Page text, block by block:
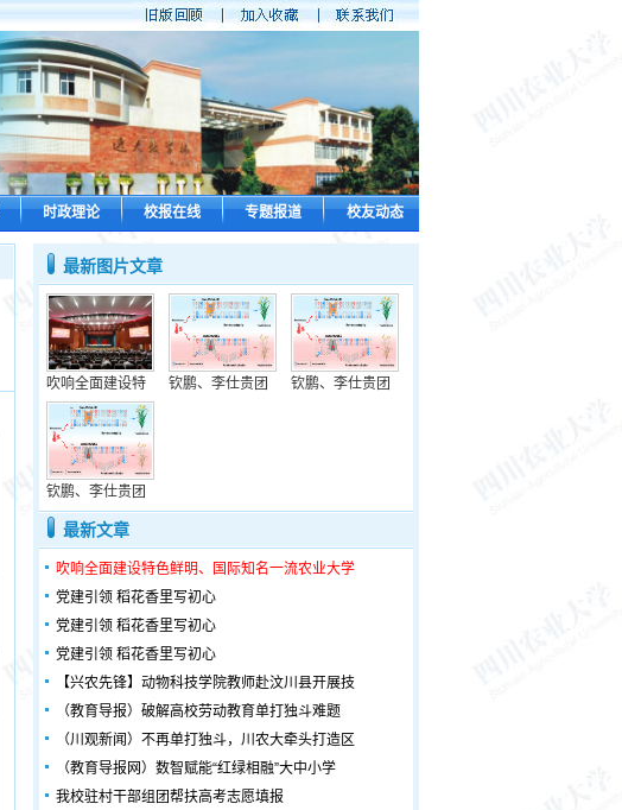
时政理论 校报在线 专题报道 校友动态
最新图片文章
吹响全面建设特 钦鹏、李仕贵团 钦鹏、李仕贵团
钦鹏、李仕贵团
最新文章
吹响全面建设特色鲜明、国际知名一流农业大学
党建引领 稻花香里写初心
党建引领 稻花香里写初心
党建引领 稻花香里写初心
【兴农先锋】动物科技学院教师赴汶川县开展技
（教育导报）破解高校劳动教育单打独斗难题
（川观新闻）不再单打独斗，川农大牵头打造区
（教育导报网）数智赋能“红绿相融”大中小学
我校驻村干部组团帮扶高考志愿填报